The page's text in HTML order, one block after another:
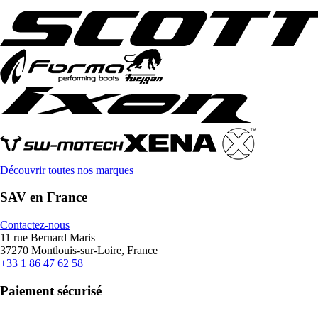
Découvrir toutes nos marques
SAV en France
Contactez-nous
11 rue Bernard Maris
37270 Montlouis-sur-Loire, France
+33 1 86 47 62 58
Paiement sécurisé